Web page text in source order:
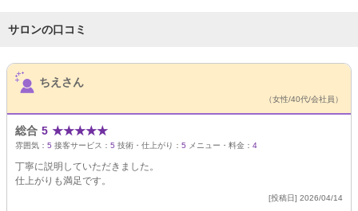
サロンの口コミ
サロンPick Up
ちえさん
（女性/40代/会社員）
総合 5 ★★★★★
雰囲気： 5 接客サービス： 5 技術・仕上がり： 5 メニュー・料金： 4
丁寧に説明していただきました。
仕上がりも満足です。
[投稿日] 2026/04/14